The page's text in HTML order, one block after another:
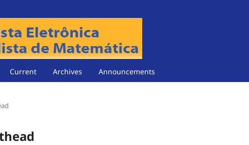
Current Archives Announcements